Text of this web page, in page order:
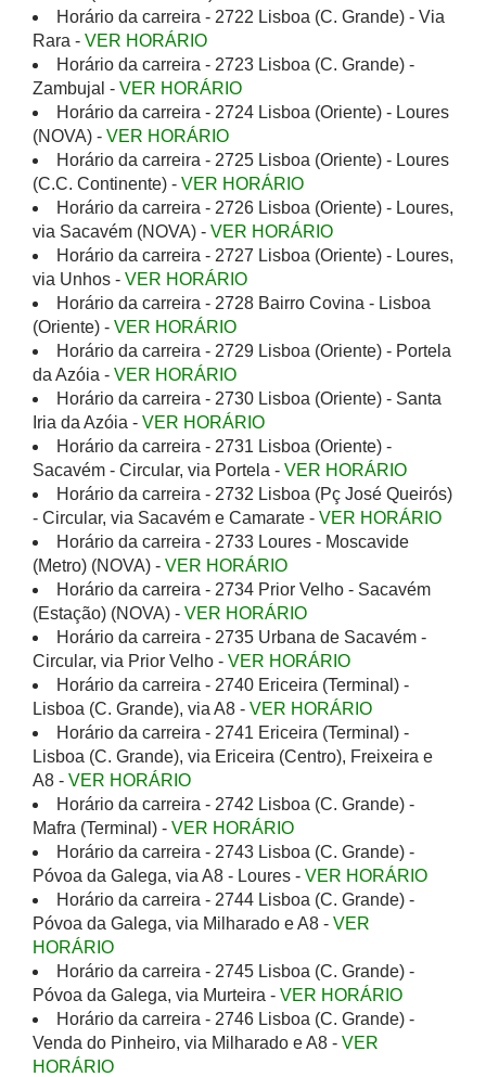
Horário da carreira - 2722 Lisboa (C. Grande) - Via
Rara - VER HORÁRIO
Horário da carreira - 2723 Lisboa (C. Grande) -
Zambujal - VER HORÁRIO
Horário da carreira - 2724 Lisboa (Oriente) - Loures
(NOVA) - VER HORÁRIO
Horário da carreira - 2725 Lisboa (Oriente) - Loures
(C.C. Continente) - VER HORÁRIO
Horário da carreira - 2726 Lisboa (Oriente) - Loures,
via Sacavém (NOVA) - VER HORÁRIO
Horário da carreira - 2727 Lisboa (Oriente) - Loures,
via Unhos - VER HORÁRIO
Horário da carreira - 2728 Bairro Covina - Lisboa
(Oriente) - VER HORÁRIO
Horário da carreira - 2729 Lisboa (Oriente) - Portela
da Azóia - VER HORÁRIO
Horário da carreira - 2730 Lisboa (Oriente) - Santa
Iria da Azóia - VER HORÁRIO
Horário da carreira - 2731 Lisboa (Oriente) -
Sacavém - Circular, via Portela - VER HORÁRIO
Horário da carreira - 2732 Lisboa (Pç José Queirós)
- Circular, via Sacavém e Camarate - VER HORÁRIO
Horário da carreira - 2733 Loures - Moscavide
(Metro) (NOVA) - VER HORÁRIO
Horário da carreira - 2734 Prior Velho - Sacavém
(Estação) (NOVA) - VER HORÁRIO
Horário da carreira - 2735 Urbana de Sacavém -
Circular, via Prior Velho - VER HORÁRIO
Horário da carreira - 2740 Ericeira (Terminal) -
Lisboa (C. Grande), via A8 - VER HORÁRIO
Horário da carreira - 2741 Ericeira (Terminal) -
Lisboa (C. Grande), via Ericeira (Centro), Freixeira e
A8 - VER HORÁRIO
Horário da carreira - 2742 Lisboa (C. Grande) -
Mafra (Terminal) - VER HORÁRIO
Horário da carreira - 2743 Lisboa (C. Grande) -
Póvoa da Galega, via A8 - Loures - VER HORÁRIO
Horário da carreira - 2744 Lisboa (C. Grande) -
Póvoa da Galega, via Milharado e A8 - VER
HORÁRIO
Horário da carreira - 2745 Lisboa (C. Grande) -
Póvoa da Galega, via Murteira - VER HORÁRIO
Horário da carreira - 2746 Lisboa (C. Grande) -
Venda do Pinheiro, via Milharado e A8 - VER
HORÁRIO